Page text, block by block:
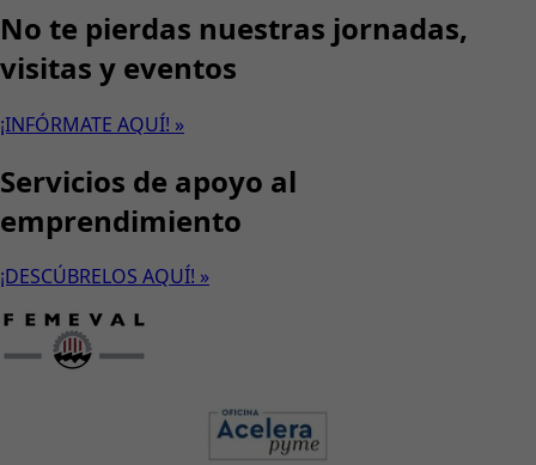
No te pierdas nuestras jornadas,
visitas y eventos
¡INFÓRMATE AQUÍ! »
Servicios de apoyo al
emprendimiento
¡DESCÚBRELOS AQUÍ! »